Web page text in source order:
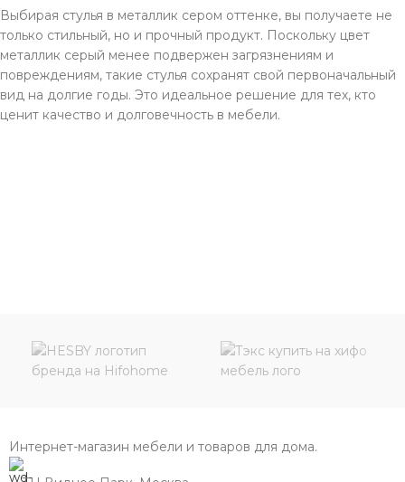
Выбирая стулья в металлик сером оттенке, вы получаете не
только стильный, но и прочный продукт. Поскольку цвет
металлик серый менее подвержен загрязнениям и
повреждениям, такие стулья сохранят свой первоначальный
вид на долгие годы. Это идеальное решение для тех, кто
ценит качество и долговечность в мебели.
Интернет-магазин мебели и товаров для дома.